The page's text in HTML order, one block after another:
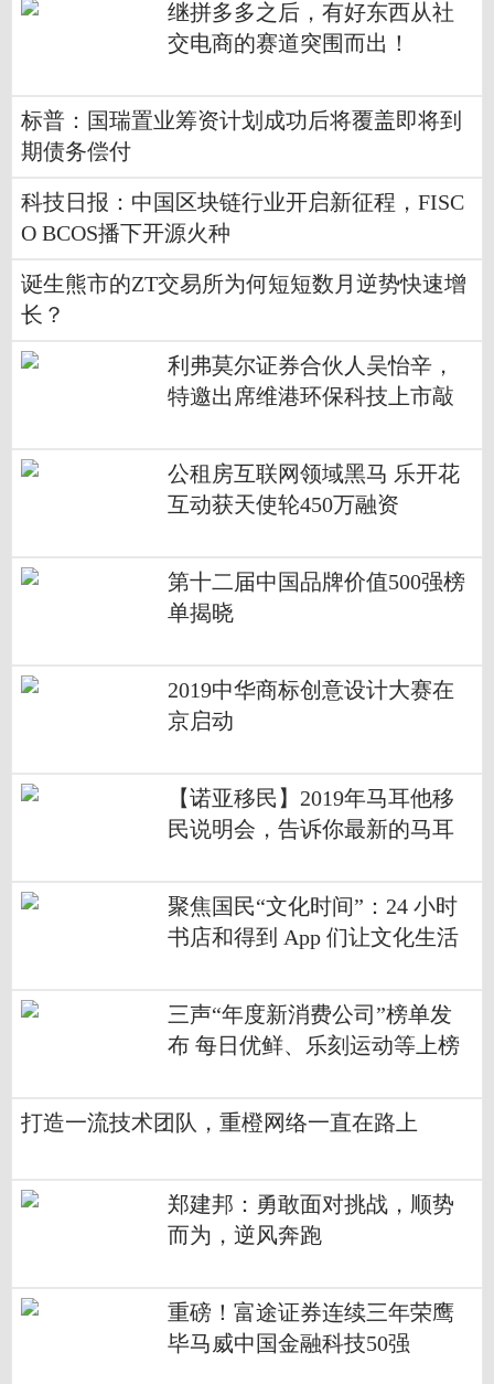
继拼多多之后，有好东西从社
交电商的赛道突围而出！
标普：国瑞置业筹资计划成功后将覆盖即将到
期债务偿付
科技日报：中国区块链行业开启新征程，FISC
O BCOS播下开源火种
诞生熊市的ZT交易所为何短短数月逆势快速增
长？
利弗莫尔证券合伙人吴怡辛，
特邀出席维港环保科技上市敲
公租房互联网领域黑马 乐开花
互动获天使轮450万融资
第十二届中国品牌价值500强榜
单揭晓
2019中华商标创意设计大赛在
京启动
【诺亚移民】2019年马耳他移
民说明会，告诉你最新的马耳
聚焦国民“文化时间”：24 小时
书店和得到 App 们让文化生活
三声“年度新消费公司”榜单发
布 每日优鲜、乐刻运动等上榜
打造一流技术团队，重橙网络一直在路上
郑建邦：勇敢面对挑战，顺势
而为，逆风奔跑
重磅！富途证券连续三年荣鹰
毕马威中国金融科技50强